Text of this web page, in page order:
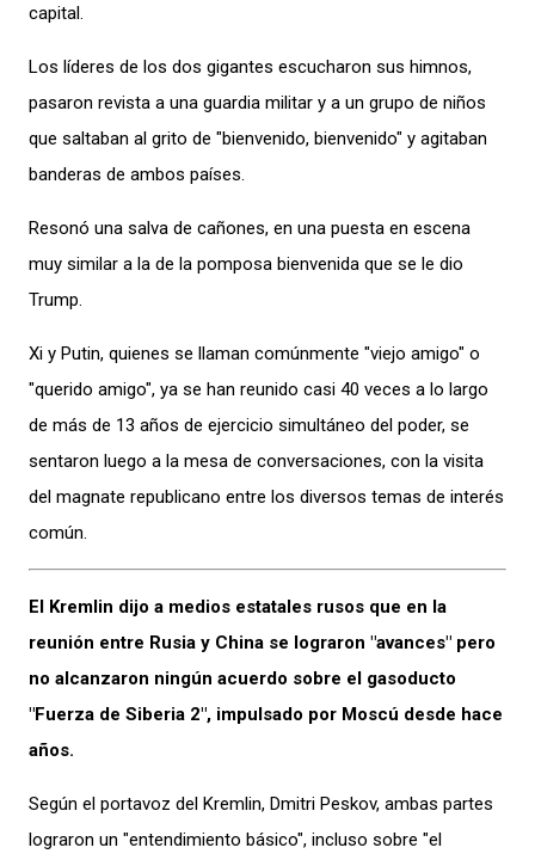
capital.
Los líderes de los dos gigantes escucharon sus himnos,
pasaron revista a una guardia militar y a un grupo de niños
que saltaban al grito de "bienvenido, bienvenido" y agitaban
banderas de ambos países.
Resonó una salva de cañones, en una puesta en escena
muy similar a la de la pomposa bienvenida que se le dio
Trump.
Xi y Putin, quienes se llaman comúnmente "viejo amigo" o
"querido amigo", ya se han reunido casi 40 veces a lo largo
de más de 13 años de ejercicio simultáneo del poder, se
sentaron luego a la mesa de conversaciones, con la visita
del magnate republicano entre los diversos temas de interés
común.
El Kremlin dijo a medios estatales rusos que en la
reunión entre Rusia y China se lograron "avances" pero
no alcanzaron ningún acuerdo sobre el gasoducto
"Fuerza de Siberia 2″, impulsado por Moscú desde hace
años.
Según el portavoz del Kremlin, Dmitri Peskov, ambas partes
lograron un "entendimiento básico", incluso sobre "el